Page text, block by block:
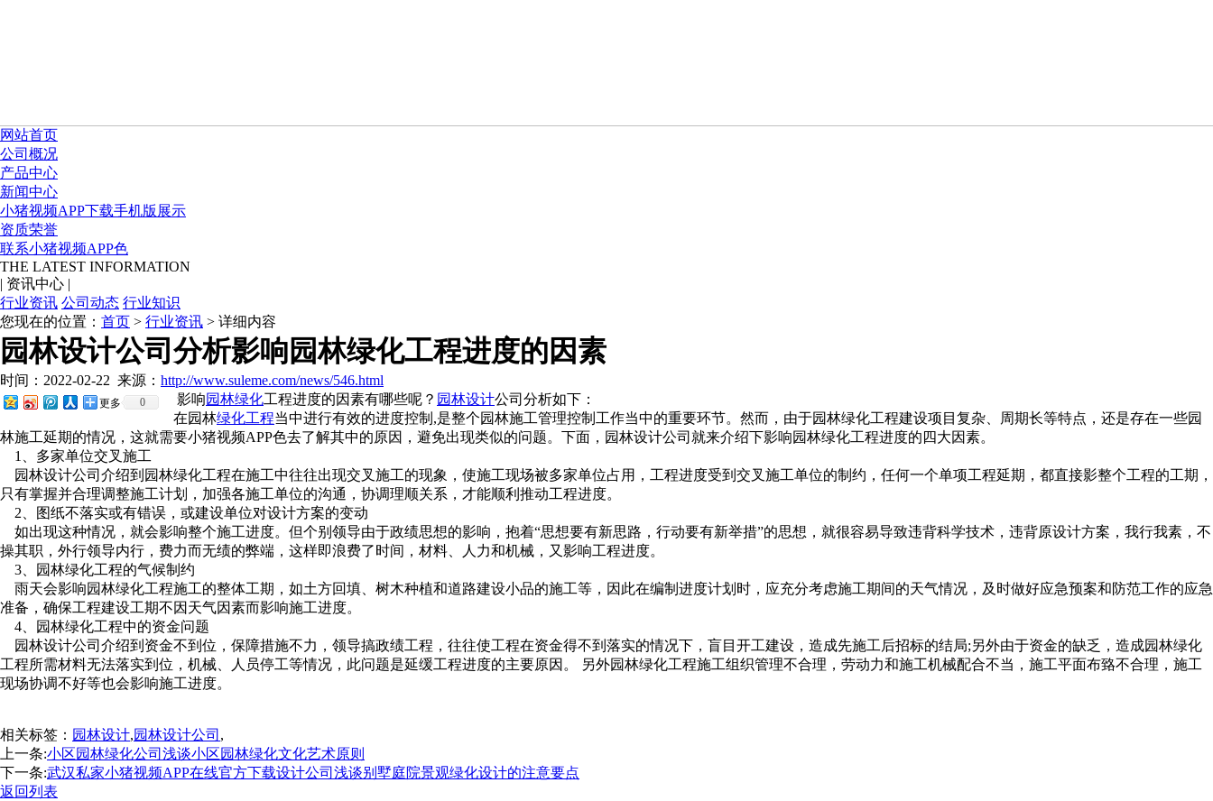
网站首页
公司概况
产品中心
新闻中心
小猪视频APP下载手机版展示
资质荣誉
联系小猪视频APP色
THE LATEST INFORMATION
| 资讯中心 |
行业资讯 公司动态 行业知识
您现在的位置： 首页 > 行业资讯 > 详细内容
园林设计公司分析影响园林绿化工程进度的因素
时间：2022-02-22 来源： http://www.suleme.com/news/546.html
更多 0 影响园林绿化工程进度的因素有哪些呢？ 园林设计公司分析如下：
在园林绿化工程当中进行有效的进度控制,是整个园林施工管理控制工作当中的重要环节。然而，由于园林绿化工程建设项目复杂、周期长等特点，还是存在一些园
林施工延期的情况，这就需要小猪视频APP色去了解其中的原因，避免出现类似的问题。下面，园林设计公司就来介绍下影响园林绿化工程进度的四大因素。
1、多家单位交叉施工
园林设计公司介绍到园林绿化工程在施工中往往出现交叉施工的现象，使施工现场被多家单位占用，工程进度受到交叉施工单位的制约，任何一个单项工程延期，都直接影整个工程的工期，
只有掌握并合理调整施工计划，加强各施工单位的沟通，协调理顺关系，才能顺利推动工程进度。
2、图纸不落实或有错误，或建设单位对设计方案的变动
如出现这种情况，就会影响整个施工进度。但个别领导由于政绩思想的影响，抱着“思想要有新思路，行动要有新举措”的思想，就很容易导致违背科学技术，违背原设计方案，我行我素，不
操其职，外行领导内行，费力而无绩的弊端，这样即浪费了时间，材料、人力和机械，又影响工程进度。
3、园林绿化工程的气候制约
雨天会影响园林绿化工程施工的整体工期，如土方回填、树木种植和道路建设小品的施工等，因此在编制进度计划时，应充分考虑施工期间的天气情况，及时做好应急预案和防范工作的应急
准备，确保工程建设工期不因天气因素而影响施工进度。
4、园林绿化工程中的资金问题
园林设计公司介绍到资金不到位，保障措施不力，领导搞政绩工程，往往使工程在资金得不到落实的情况下，盲目开工建设，造成先施工后招标的结局;另外由于资金的缺乏，造成园林绿化
工程所需材料无法落实到位，机械、人员停工等情况，此问题是延缓工程进度的主要原因。 另外园林绿化工程施工组织管理不合理，劳动力和施工机械配合不当，施工平面布臵不合理，施工
现场协调不好等也会影响施工进度。
相关标签： 园林设计,园林设计公司 ,
上一条:小区园林绿化公司浅谈小区园林绿化文化艺术原则
下一条:武汉私家小猪视频APP在线官方下载设计公司浅谈别墅庭院景观绿化设计的注意要点
返回列表